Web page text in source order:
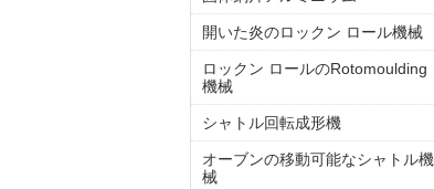
開いた炎のロックン ロール機械
ロックン ロールのRotomoulding
機械
シャトル回転成形機
オーブンの移動可能なシャトル機
械